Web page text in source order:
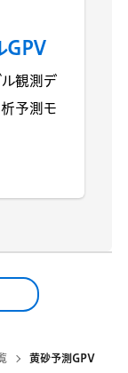
GPV
観測デ
予測モ
黄砂予測GPV